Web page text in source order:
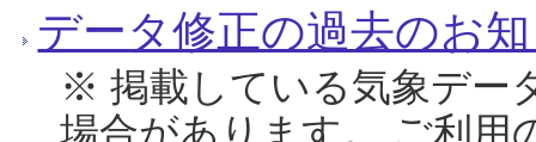
データ修正の過去のお
※ 掲載している気象デー
場合があります。 ご利用